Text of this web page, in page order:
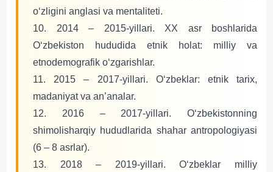
o‘zligini anglasi va mentaliteti.
10. 2014 – 2015-yillari. XX asr boshlarida
O‘zbekiston hududida etnik holat: milliy va
etnodemografik o‘zgarishlar.
11. 2015 – 2017-yillari. O‘zbeklar: etnik tarix,
madaniyat va an’analar.
12. 2016 – 2017-yillari. O‘zbekistonning
shimolisharqiy hududlarida shahar antropologiyasi
(6 – 8 asrlar).
13. 2018 – 2019-yillari. O‘zbeklar milliy